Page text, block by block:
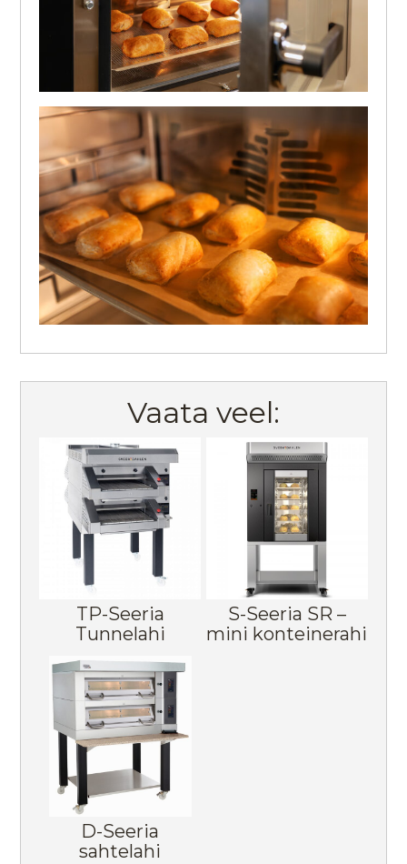
Vaata veel:
TP-Seeria
Tunnelahi
S-Seeria SR –
mini konteinerahi
D-Seeria
sahtelahi